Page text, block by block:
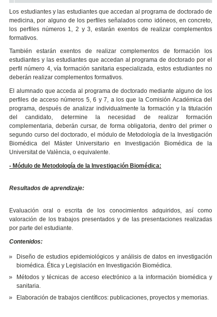
Los estudiantes y las estudiantes que accedan al programa de doctorado de
medicina, por alguno de los perfiles señalados como idóneos, en concreto,
los perfiles números 1, 2 y 3, estarán exentos de realizar complementos
formativos.
También estarán exentos de realizar complementos de formación los
estudiantes y las estudiantes que accedan al programa de doctorado por el
perfil número 4, vía formación sanitaria especializada, estos estudiantes no
deberán realizar complementos formativos.
El alumnado que acceda al programa de doctorado mediante alguno de los
perfiles de acceso números 5, 6 y 7, a los que la Comisión Académica del
programa, después de analizar individualmente la formación y la titulación
del candidato, determine la necesidad de realizar formación
complementaria, deberán cursar, de forma obligatoria, dentro del primer o
segundo curso del doctorado, el módulo de Metodología de la Investigación
Biomédica del Máster Universitario en Investigación Biomédica de la
Universitat de València, o equivalente.
- Módulo de Metodología de la Investigación Biomédica:
Resultados de aprendizaje:
Evaluación oral o escrita de los conocimientos adquiridos, así como
valoración de los trabajos presentados y de las presentaciones realizadas
por parte del estudiante.
Contenidos:
Diseño de estudios epidemiológicos y análisis de datos en investigación
biomédica. Ética y Legislación en Investigación Biomédica.
Métodos y técnicas de acceso electrónico a la información biomédica y
sanitaria.
Elaboración de trabajos científicos: publicaciones, proyectos y memorias.